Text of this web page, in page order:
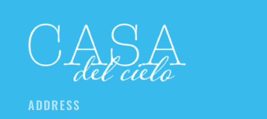
ADDRESS